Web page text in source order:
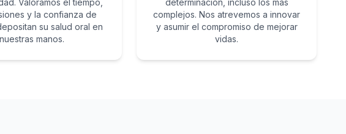
Valoramos el tiempo,
y la confianza de
su salud oral en
nuestras manos.
determinación, incluso los más
complejos. Nos atrevemos a innovar
y asumir el compromiso de mejorar
vidas.